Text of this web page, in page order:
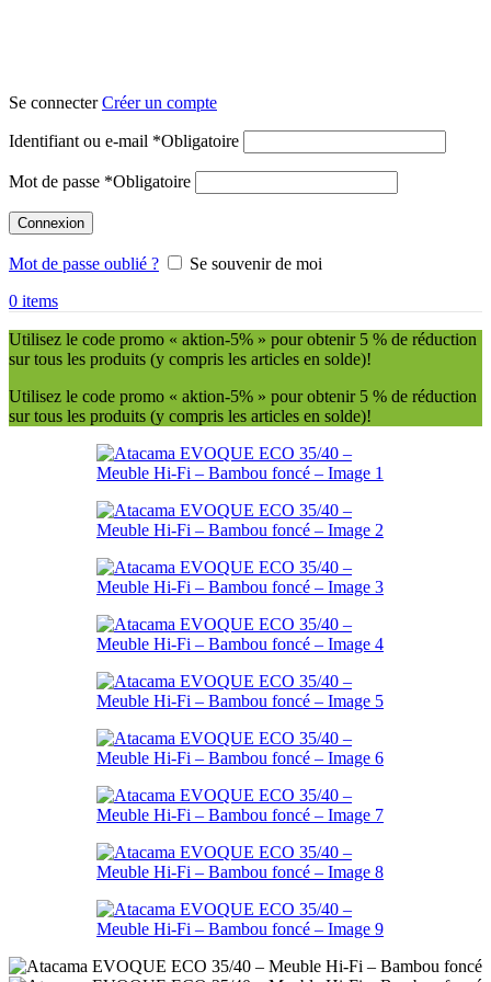
Se connecterCréer un compte
Identifiant ou e-mail *Obligatoire
Mot de passe *Obligatoire
Connexion
Mot de passe oublié ?
Se souvenir de moi
0 items
Utilisez le code promo « aktion-5% » pour obtenir 5 % de réduction
sur tous les produits (y compris les articles en solde)!
Utilisez le code promo « aktion-5% » pour obtenir 5 % de réduction
sur tous les produits (y compris les articles en solde)!